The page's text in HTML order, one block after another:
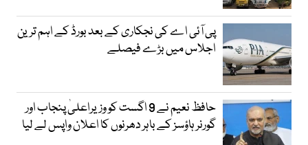
پی آئی اے کی نجکاری کے بعد بورڈ کے اہم ترین
اجلاس میں بڑے فیصلے
حافظ نعیم نے 9 اگست کو وزیراعلیٰ پنجاب اور
گورنر ہاؤسز کے باہر دھرنوں کا اعلان واپس لے لیا